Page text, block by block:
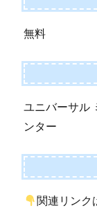
無料
ユニバーサル
ンター
関連リンク